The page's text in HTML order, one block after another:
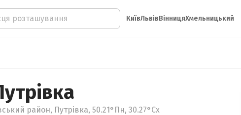
КиївЛьвівВінницяХмельницький
район, Путрівка, 50.21°Пн, 30.27°Сх